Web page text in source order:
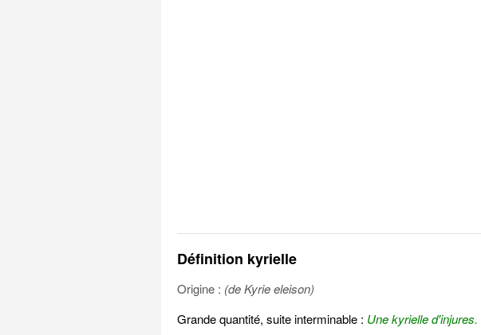
Définition kyrielle
Origine : (de Kyrie eleison)
Grande quantité, suite interminable : Une kyrielle d'injures.